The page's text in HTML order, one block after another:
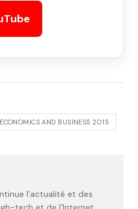
AND BUSINESS 2015
l’actualité et des